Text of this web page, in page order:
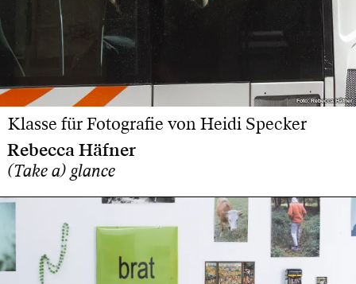
Foto: Rebecca Häfner
Foto: Rebecca Häfner
Klasse für Fotografie von Heidi Specker
Rebecca Häfner
(Take a) glance